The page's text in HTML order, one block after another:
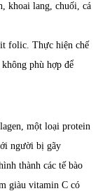
khoai lang, chuối, cá
folic. Thực hiện chế
phù hợp để
một loại protein
người bị gãy
thành các tế bào
giàu vitamin C có